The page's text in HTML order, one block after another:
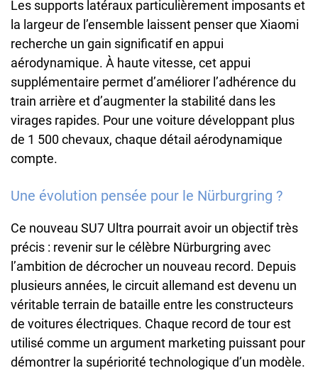
Les supports latéraux particulièrement imposants et
la largeur de l’ensemble laissent penser que Xiaomi
recherche un gain significatif en appui
aérodynamique. À haute vitesse, cet appui
supplémentaire permet d’améliorer l’adhérence du
train arrière et d’augmenter la stabilité dans les
virages rapides. Pour une voiture développant plus
de 1 500 chevaux, chaque détail aérodynamique
compte.
Une évolution pensée pour le Nürburgring ?
Ce nouveau SU7 Ultra pourrait avoir un objectif très
précis : revenir sur le célèbre Nürburgring avec
l’ambition de décrocher un nouveau record. Depuis
plusieurs années, le circuit allemand est devenu un
véritable terrain de bataille entre les constructeurs
de voitures électriques. Chaque record de tour est
utilisé comme un argument marketing puissant pour
démontrer la supériorité technologique d’un modèle.